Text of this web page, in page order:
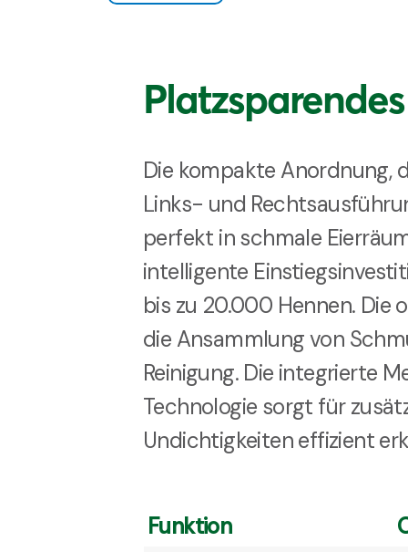
Die kompakte Anordnung,
Links- und
perfekt in schmale
intelligente
bis zu 20.000 Hennen.
die Ansammlung von
Reinigung. Die integrierte
Technologie sorgt für
Undichtigkeiten effizient
Funktion